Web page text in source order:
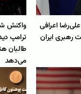
اعرافی
رهبری ایران
واکنش
ترامپ
طالبان
می‌دهد